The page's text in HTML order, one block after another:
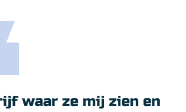
waar ze mij zien en